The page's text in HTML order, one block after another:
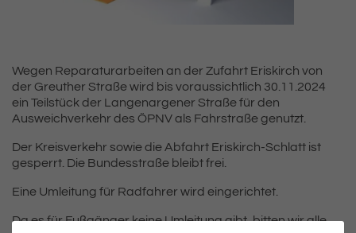
Wegen Reparaturarbeiten an der Zufahrt Eriskirch von
der Greuther Straße wird bis voraussichtlich 30.11.2024
ein Teilstück der Langenargener Straße für den
Ausweichverkehr des ÖPNV als Fahrstraße genutzt.
Der Kreisverkehr sowie die Abfahrt Eriskirch-Schlatt ist
gesperrt. Die Bundesstraße bleibt frei.
Eine Umleitung für Radfahrer wird eingerichtet.
Da es für Fußgänger keine Umleitung gibt, bitten wir alle